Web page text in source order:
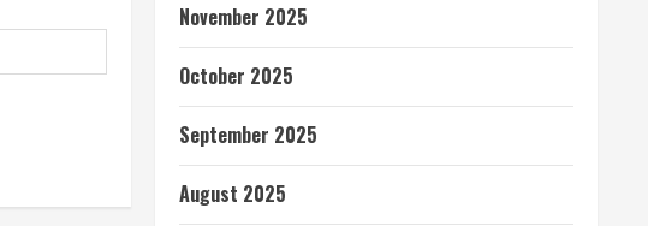
November 2025
October 2025
September 2025
August 2025